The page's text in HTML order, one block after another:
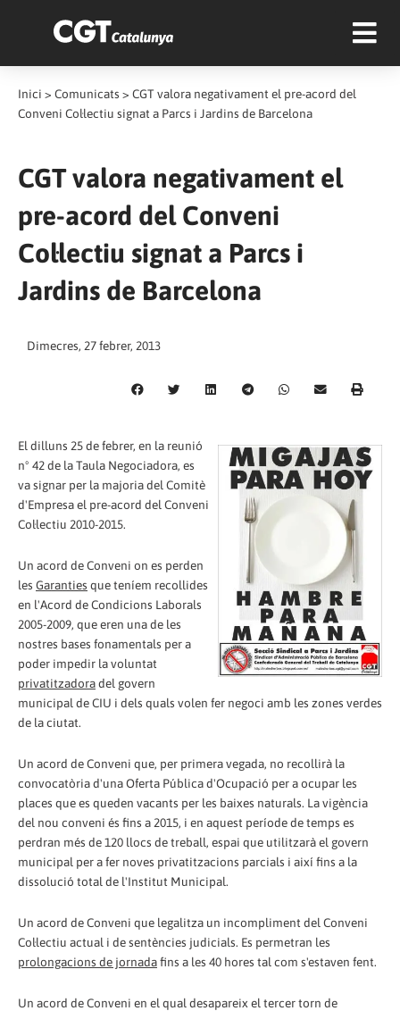
Inici > Comunicats > CGT valora negativament el pre-acord del
Conveni Col·lectiu signat a Parcs i Jardins de Barcelona
CGT valora negativament el
pre-acord del Conveni
Col·lectiu signat a Parcs i
Jardins de Barcelona
Dimecres, 27 febrer, 2013
El dilluns 25 de febrer, en la reunió
nº 42 de la Taula Negociadora, es
va signar per la majoria del Comitè
d'Empresa el pre-acord del Conveni
Col·lectiu 2010-2015.
Un acord de Conveni on es perden
les Garanties que teníem recollides
en l'Acord de Condicions Laborals
2005-2009, que eren una de les
nostres bases fonamentals per a
poder impedir la voluntat
privatitzadoradel govern
municipal de CIU i dels quals volen fer negoci amb les zones verdes
de la ciutat.
Un acord de Conveni que, per primera vegada, no recollirà la
convocatòria d'una Oferta Pública d'Ocupació per a ocupar les
places que es queden vacants per les baixes naturals. La vigència
del nou conveni és fins a 2015, i en aquest període de temps es
perdran més de 120 llocs de treball, espai que utilitzarà el govern
municipal per a fer noves privatitzacions parcials i així fins a la
dissolució total de l'Institut Municipal.
Un acord de Conveni que legalitza un incompliment del Conveni
Col·lectiu actual i de sentències judicials. Es permetran les
prolongacions de jornadafins a les 40 hores tal com s'estaven fent.
Un acord de Conveni en el qual desapareix el tercer torn de